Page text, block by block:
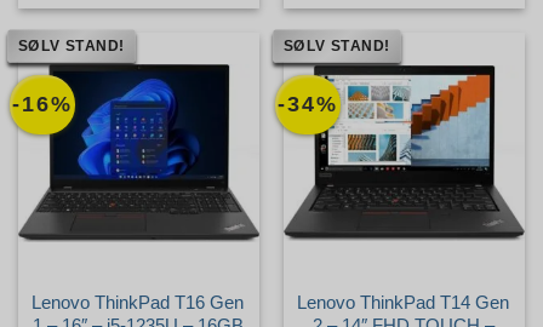
-16%
SØLV STAND!
Lenovo ThinkPad T16 Gen
-34%
SØLV STAND!
Lenovo ThinkPad T14 Gen